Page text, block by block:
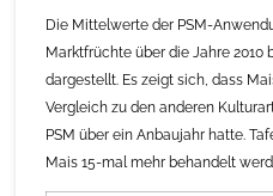
Die Mittelwerte der PSM-
Marktfrüchte über die Jahre 2010
dargestellt. Es zeigt sich, dass
Vergleich zu den anderen
PSM über ein Anbaujahr hatte.
Mais 15-mal mehr behandelt